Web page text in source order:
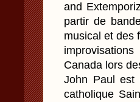
and
partir de
musical et des
Canada lors
John Paul est
catholique